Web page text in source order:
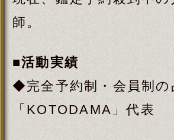
ーク ゆかりです。
かってもらえない、そんな気持ちに
寄り添いながらお話しを聞き
KOTODAMAをおろしてお伝えいた
します。自分の気持ちと向き合いな